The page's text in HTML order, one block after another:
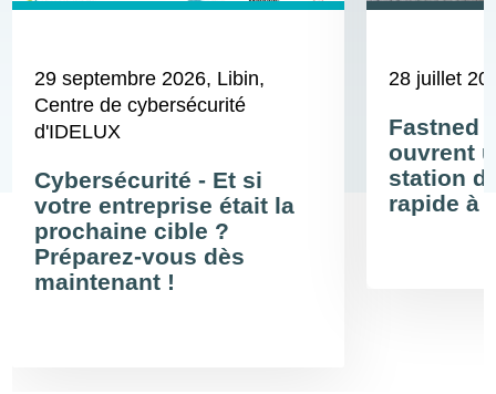
29 septembre 2026, Libin,
Centre de cybersécurité
d'IDELUX
Cybersécurité - Et si
votre entreprise était la
prochaine cible ?
Préparez-vous dès
maintenant !
28 juillet
Fastned
ouvrent
station
rapide à